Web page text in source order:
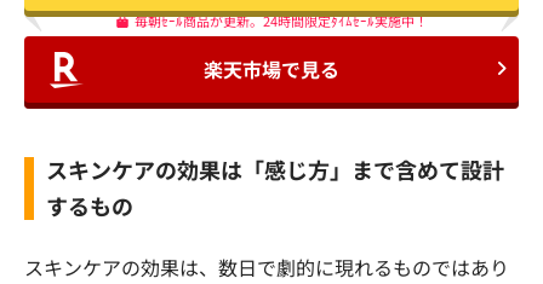
毎朝ｾｰﾙ商品が更新。24時間限定ﾀｲﾑｾｰﾙ実施中！
楽天市場で見る
スキンケアの効果は「感じ方」まで含めて設計
するもの
スキンケアの効果は、数日で劇的に現れるものではあり